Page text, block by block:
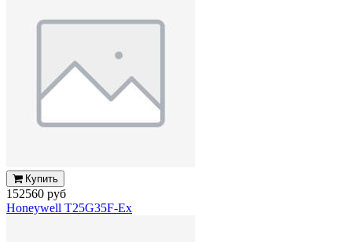
Купить
152560 руб
Honeywell T25G35F-Ex